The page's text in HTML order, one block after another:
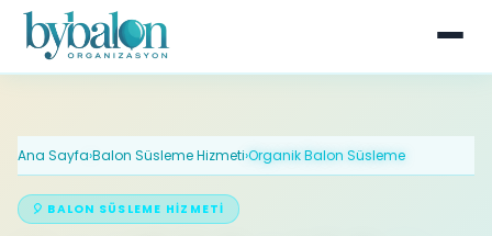
Ana Sayfa›Balon Süsleme Hizmeti›Organik Balon Süsleme
🎈 BALON SÜSLEME HIZMETI